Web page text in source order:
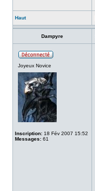
Haut
Dampyre
Joyeux Novice
Inscription: 18 Fév 2007 15:52
Messages: 61